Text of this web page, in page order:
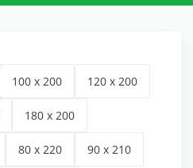
100 x 200 120 x 200
180 x 200
80 x 220 90 x 210